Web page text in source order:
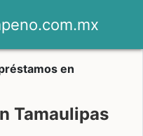
en
Tamaulipas